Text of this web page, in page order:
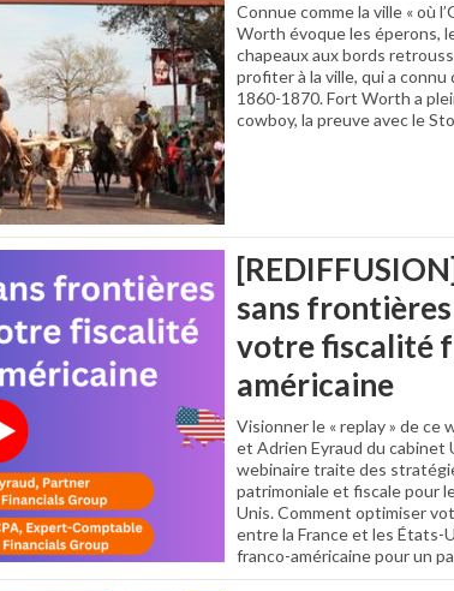
Connue comme la ville « où
Worth évoque les éperons,
chapeaux aux bords
profiter à la ville, qui a
1860-1870. Fort Worth a
cowboy, la preuve avec le
sans
votre fiscalité
américaine
Visionner le « replay » de ce
et Adrien Eyraud du cabinet
webinaire traite des
patrimoniale et fiscale pour
Unis. Comment optimiser
entre la France et les États-
franco-américaine pour un